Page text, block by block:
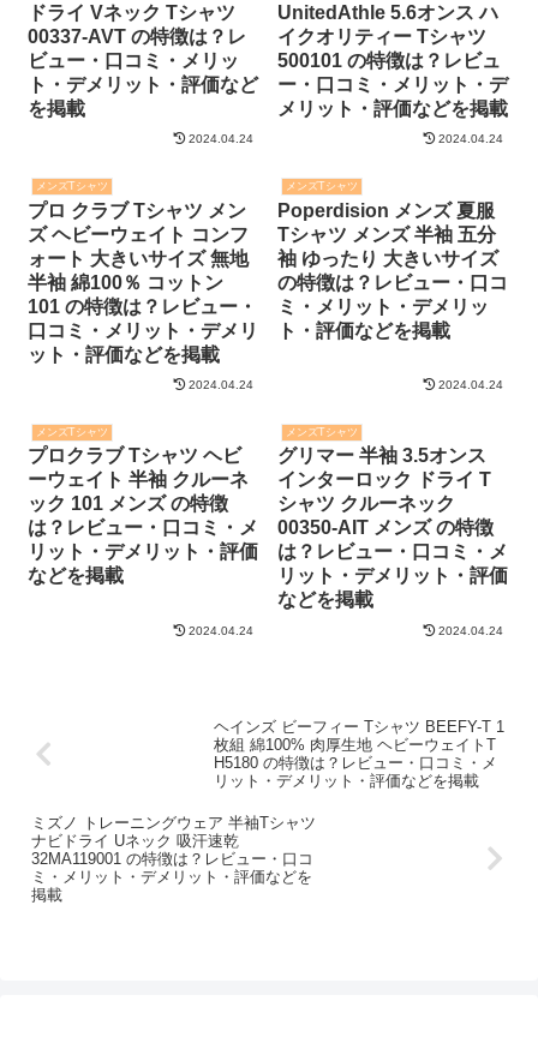
ドライ Vネック Tシャツ
00337-AVT の特徴は？レ
ビュー・口コミ・メリッ
ト・デメリット・評価など
を掲載
2024.04.24
UnitedAthle 5.6オンス ハ
イクオリティー Tシャツ
500101 の特徴は？レビュ
ー・口コミ・メリット・デ
メリット・評価などを掲載
2024.04.24
メンズTシャツ
プロ クラブ Tシャツ メン
ズ ヘビーウェイト コンフ
ォート 大きいサイズ 無地
半袖 綿100％ コットン
101 の特徴は？レビュー・
口コミ・メリット・デメリ
ット・評価などを掲載
2024.04.24
メンズTシャツ
Poperdision メンズ 夏服
Tシャツ メンズ 半袖 五分
袖 ゆったり 大きいサイズ
の特徴は？レビュー・口コ
ミ・メリット・デメリッ
ト・評価などを掲載
2024.04.24
メンズTシャツ
プロクラブ Tシャツ ヘビ
ーウェイト 半袖 クルーネ
ック 101 メンズ の特徴
は？レビュー・口コミ・メ
リット・デメリット・評価
などを掲載
2024.04.24
メンズTシャツ
グリマー 半袖 3.5オンス
インターロック ドライ T
シャツ クルーネック
00350-AIT メンズ の特徴
は？レビュー・口コミ・メ
リット・デメリット・評価
などを掲載
2024.04.24
ヘインズ ビーフィー Tシャツ BEEFY-T 1
枚組 綿100% 肉厚生地 ヘビーウェイトT
H5180 の特徴は？レビュー・口コミ・メ
リット・デメリット・評価などを掲載
ミズノ トレーニングウェア 半袖Tシャツ
ナビドライ Uネック 吸汗速乾
32MA119001 の特徴は？レビュー・口コ
ミ・メリット・デメリット・評価などを
掲載